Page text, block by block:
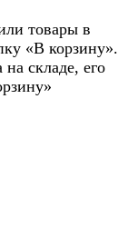
товары в
«В корзину».
складе, его